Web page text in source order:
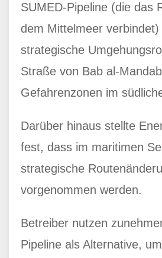
SUMED-Pipeline (die das
dem Mittelmeer verbindet)
strategische
Straße von Bab al-
Gefahrenzonen im
Darüber hinaus stellte
fest, dass im maritimen
strategische
vorgenommen werden.
Betreiber nutzen
Pipeline als Alternative,